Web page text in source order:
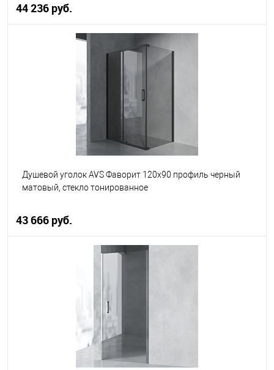
44 236 руб.
В корзину
Душевой уголок AVS Фаворит 120x90 профиль черный
матовый, стекло тонированное
43 666 руб.
В корзину
В наличии